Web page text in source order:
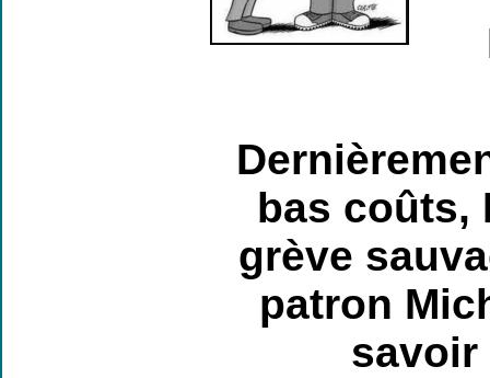
bas coûts,
grève
patron
savoir